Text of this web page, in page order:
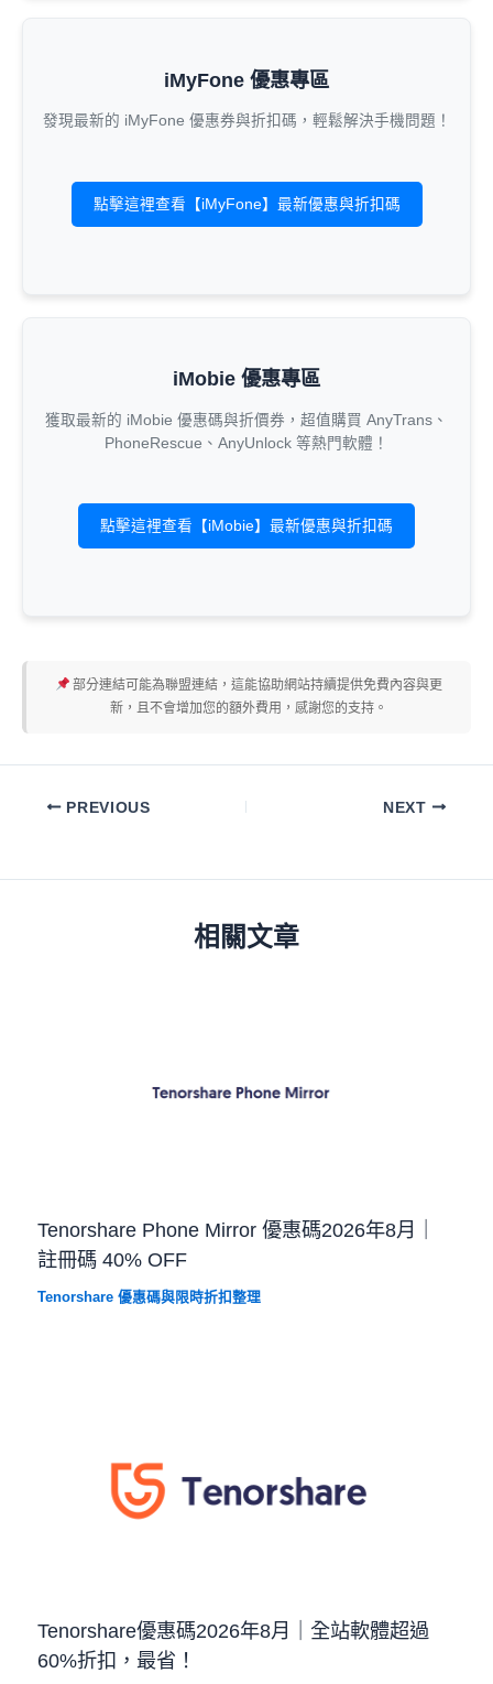
iMyFone 優惠專區
發現最新的 iMyFone 優惠券與折扣碼，輕鬆解決手機問題！
點擊這裡查看【iMyFone】最新優惠與折扣碼
iMobie 優惠專區
獲取最新的 iMobie 優惠碼與折價券，超值購買 AnyTrans、
PhoneRescue、AnyUnlock 等熱門軟體！
點擊這裡查看【iMobie】最新優惠與折扣碼
部分連結可能為聯盟連結，這能協助網站持續提供免費內容與更
新，且不會增加您的額外費用，感謝您的支持。
PREVIOUS NEXT
相關文章
Tenorshare Phone Mirror 優惠碼2026年8月｜
註冊碼 40% OFF
Tenorshare 優惠碼與限時折扣整理
Tenorshare優惠碼2026年8月｜全站軟體超過
60%折扣，最省！